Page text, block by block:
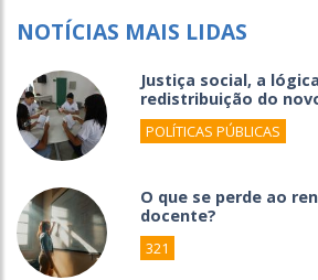
NOTÍCIAS MAIS LIDAS
Justiça social, a
redistribuição do
POLÍTICAS PÚBLICAS
O que se perde ao
docente?
321